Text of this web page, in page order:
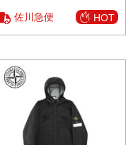
佐川急便 HOT